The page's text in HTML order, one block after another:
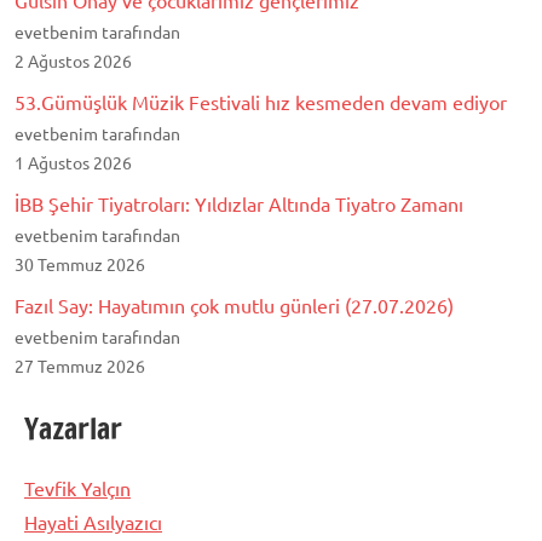
evetbenim tarafından
2 Ağustos 2026
53.Gümüşlük Müzik Festivali hız kesmeden devam ediyor
evetbenim tarafından
1 Ağustos 2026
İBB Şehir Tiyatroları: Yıldızlar Altında Tiyatro Zamanı
evetbenim tarafından
30 Temmuz 2026
Fazıl Say: Hayatımın çok mutlu günleri (27.07.2026)
evetbenim tarafından
27 Temmuz 2026
Yazarlar
Tevfik Yalçın
Hayati Asılyazıcı